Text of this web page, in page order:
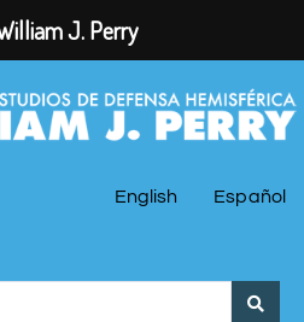
English Español
J. Perry